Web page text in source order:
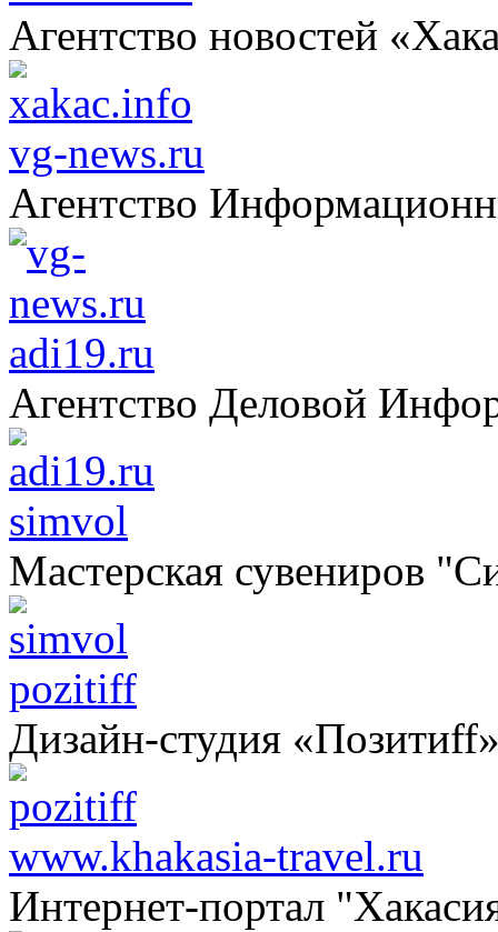
Агентство новостей
vg-news.ru
Агентство
adi19.ru
Агентство Деловой
simvol
Мастерская сувениров
pozitiff
Дизайн-студия
www.khakasia-travel.ru
Интернет-портал